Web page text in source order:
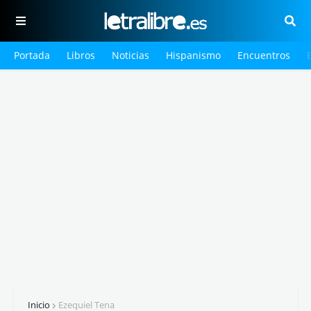
Portada Libros Noticias Hispanismo Encuentros
Inicio Ezequiel Tena